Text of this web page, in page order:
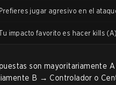
jugar agresivo en el
impacto favorito es hacer kills
son mayoritariamente
B → Controlador o